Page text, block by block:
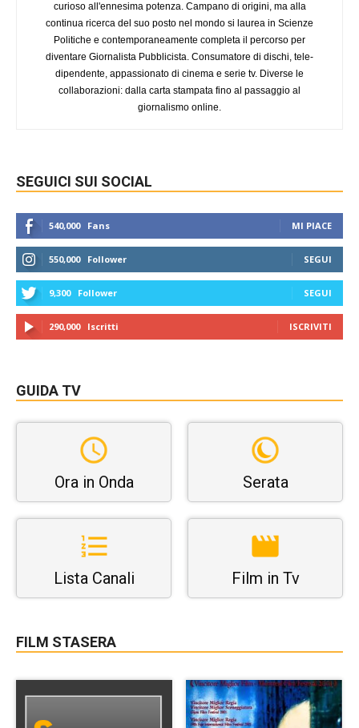
curioso all'ennesima potenza. Campano di origini, ma alla
continua ricerca del suo posto nel mondo si laurea in Scienze
Politiche e contemporaneamente completa il percorso per
diventare Giornalista Pubblicista. Consumatore di dischi, tele-
dipendente, appassionato di cinema e serie tv. Diverse le
collaborazioni: dalla carta stampata fino al passaggio al
giornalismo online.
SEGUICI SUI SOCIAL
540,000 Fans MI PIACE
550,000 Follower SEGUI
9,300 Follower SEGUI
290,000 Iscritti ISCRIVITI
GUIDA TV
Ora in Onda Serata
Lista Canali Film in Tv
FILM STASERA